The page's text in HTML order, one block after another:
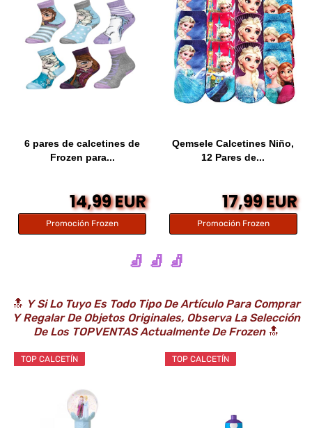
6 pares de calcetines de
Frozen para...
14,99 EUR
Promoción Frozen
Qemsele Calcetines Niño,
12 Pares de...
17,99 EUR
Promoción Frozen
🧦 🧦 🧦
🔝 Y Si Lo Tuyo Es Todo Tipo De Artículo Para Comprar
Y Regalar De Objetos Originales, Observa La Selección
De Los TOPVENTAS Actualmente De Frozen🔝
TOP CALCETÍN TOP CALCETÍN